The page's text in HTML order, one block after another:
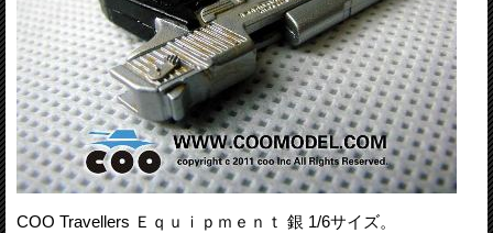
COO Travellers Ｅｑｕｉｐｍｅｎｔ 銀 1/6サイズ。